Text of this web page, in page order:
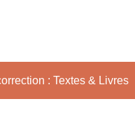
: Textes & Livres